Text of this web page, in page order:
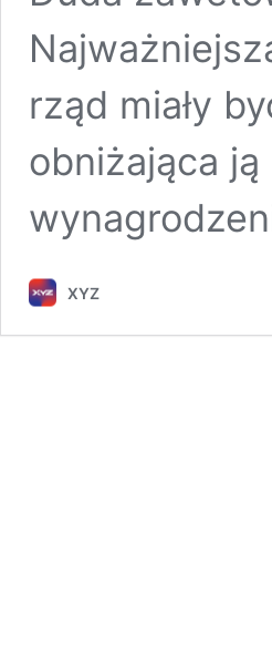
rząd miały
obniżająca
XYZ